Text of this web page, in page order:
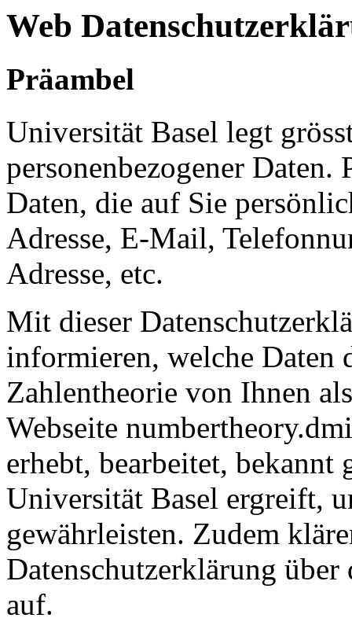
Web
Präambel
Universität Basel legt
personenbezogener Daten.
Daten, die auf Sie
Adresse, E-Mail,
Adresse, etc.
Mit dieser
informieren, welche Daten
Zahlentheorie von Ihnen
Webseite
erhebt, bearbeitet, bekannt
Universität Basel ergreift,
gewährleisten. Zudem
Datenschutzerklärung über
auf.